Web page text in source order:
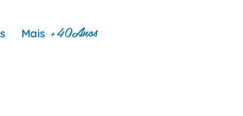
Mais +40Anos